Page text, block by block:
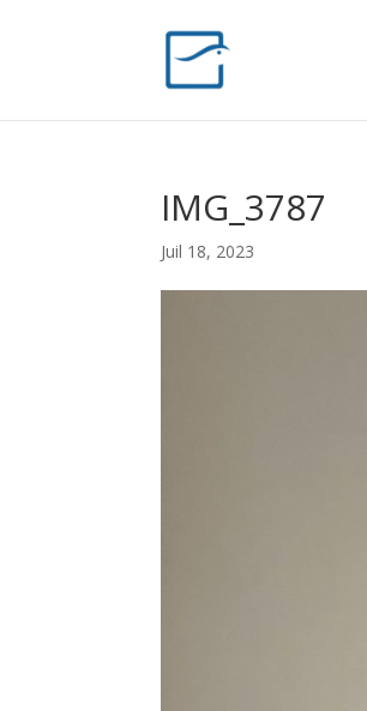
IMG_3787
Juil 18, 2023